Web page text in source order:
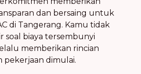
dan bersaing untuk
di Tangerang. Kamu tidak
soal biaya tersembunyi
memberikan rincian
pekerjaan dimulai.